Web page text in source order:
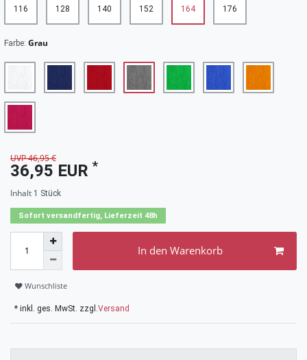
116 128 140 152 164 176
Farbe: Grau
UVP 46,95 €
36,95 EUR *
Inhalt 1 Stück
Sofort versandfertig, Lieferzeit 48h
In den Warenkorb
Wunschliste
* inkl. ges. MwSt. zzgl. Versand